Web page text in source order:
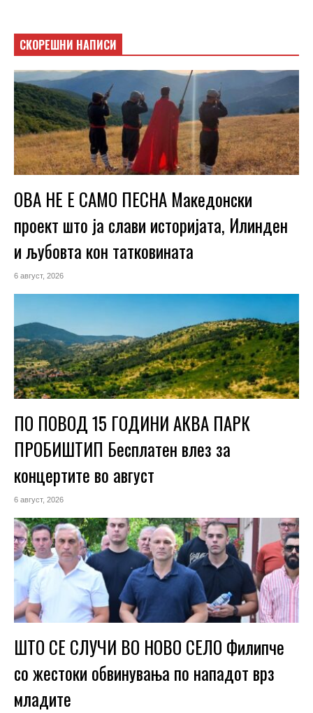
СКОРЕШНИ НАПИСИ
ОВА НЕ Е САМО ПЕСНА Македонски
проект што ја слави историјата, Илинден
и љубовта кон татковината
6 август, 2026
ПО ПОВОД 15 ГОДИНИ АКВА ПАРК
ПРОБИШТИП Бесплатен влез за
концертите во август
6 август, 2026
ШТО СЕ СЛУЧИ ВО НОВО СЕЛО Филипче
со жестоки обвинувања по нападот врз
младите